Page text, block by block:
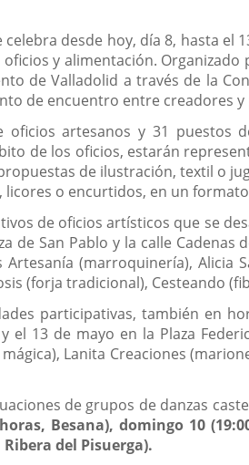
desde hoy, día 8, hasta el
y alimentación. Organizado
de Valladolid a través de la
de encuentro entre creadores y
artesanos y 31 puestos
de los oficios, estarán
de ilustración, textil o
licores o encurtidos, en un
de oficios artísticos que se
de San Pablo y la calle
(marroquinería), Alicia
(forja tradicional), Cesteando
participativas, también en
el 13 de mayo en la Plaza
Lanita Creaciones
de grupos de danzas
Besana), domingo 10
del Pisuerga).